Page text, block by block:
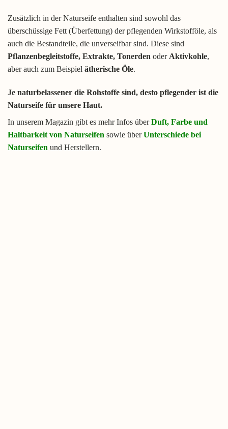
Zusätzlich in der Naturseife enthalten sind sowohl das
überschüssige Fett (Überfettung) der pflegenden Wirkstofföle, als
auch die Bestandteile, die unverseifbar sind. Diese sind
Pflanzenbegleitstoffe, Extrakte, Tonerden oder Aktivkohle,
aber auch zum Beispiel ätherische Öle.
Je naturbelassener die Rohstoffe sind, desto pflegender ist die
Naturseife für unsere Haut.
In unserem Magazin gibt es mehr Infos überDuft, Farbe und
Haltbarkeit von Naturseifen sowie überUnterschiede bei
Naturseifen und Herstellern.